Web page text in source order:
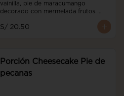
vainilla, pie de maracumango
decorado con mermelada frutos
S/ 20.50
Porción Cheesecake Pie de
pecanas